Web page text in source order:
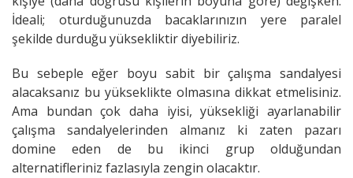
İdeali; oturduğunuzda bacaklarınızın yere paralel
şekilde durduğu yüksekliktir diyebiliriz.
Bu sebeple eğer boyu sabit bir çalışma sandalyesi
alacaksanız bu yükseklikte olmasına dikkat etmelisiniz.
Ama bundan çok daha iyisi, yüksekliği ayarlanabilir
çalışma sandalyelerinden almanız ki zaten pazarı
domine eden de bu ikinci grup olduğundan
alternatifleriniz fazlasıyla zengin olacaktır.